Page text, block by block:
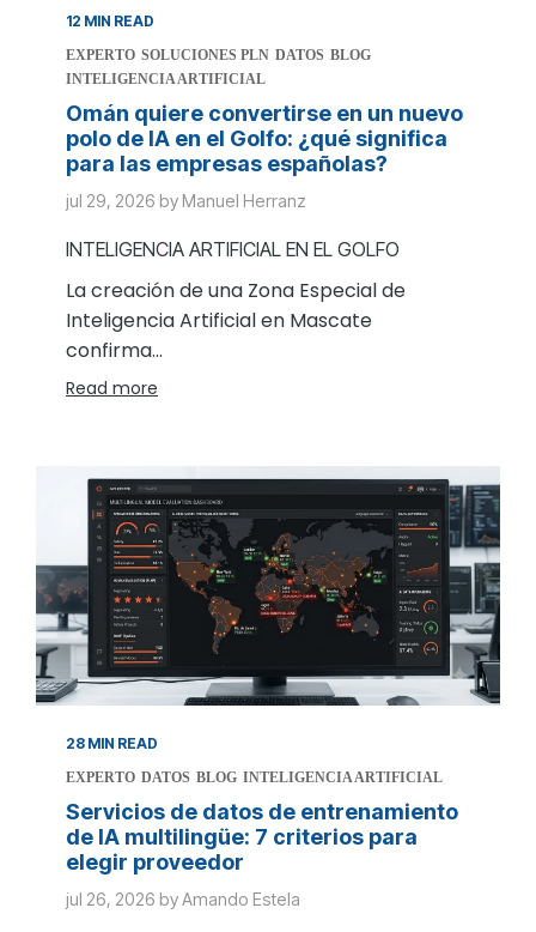
12 MIN READ
EXPERTO SOLUCIONES PLN DATOS BLOG
INTELIGENCIA ARTIFICIAL
Omán quiere convertirse en un nuevo
polo de IA en el Golfo: ¿qué significa
para las empresas españolas?
jul 29, 2026 by Manuel Herranz
INTELIGENCIA ARTIFICIAL EN EL GOLFO
La creación de una Zona Especial de
Inteligencia Artificial en Mascate
confirma...
Read more
28 MIN READ
EXPERTO DATOS BLOG INTELIGENCIA ARTIFICIAL
Servicios de datos de entrenamiento
de IA multilingüe: 7 criterios para
elegir proveedor
jul 26, 2026 by Amando Estela